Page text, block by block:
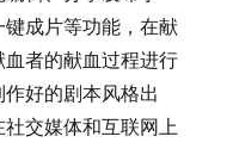
成⽚等功能，在献
者的献血过程进行
好的剧本⻛格出
交媒体和互联网上